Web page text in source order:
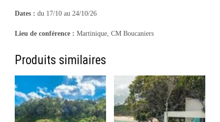
Dates : du 17/10 au 24/10/26
Lieu de conférence : Martinique, CM Boucaniers
Produits similaires